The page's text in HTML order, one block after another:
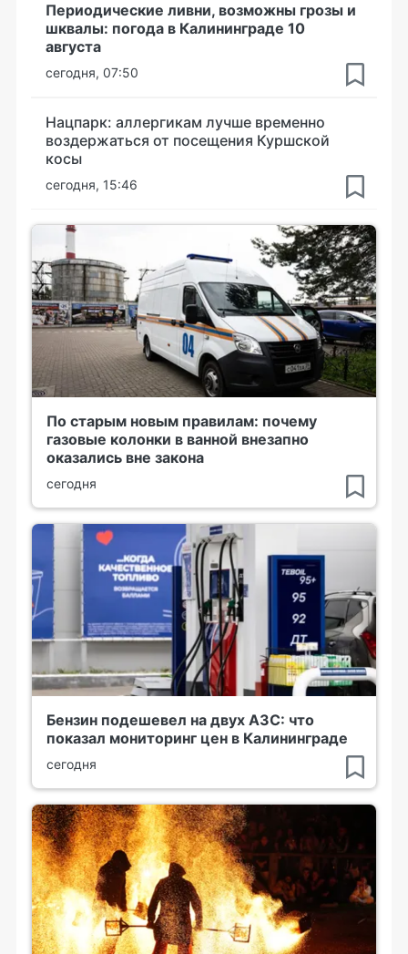
Периодические ливни, возможны грозы и
шквалы: погода в Калининграде 10
августа
сегодня, 07:50
Нацпарк: аллергикам лучше временно
воздержаться от посещения Куршской
косы
сегодня, 15:46
По старым новым правилам: почему
газовые колонки в ванной внезапно
оказались вне закона
сегодня
Бензин подешевел на двух АЗС: что
показал мониторинг цен в Калининграде
сегодня